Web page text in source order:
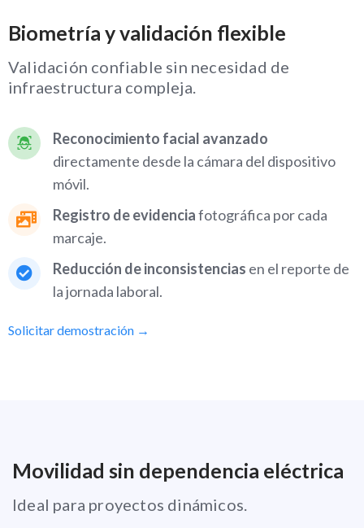
Biometría y validación flexible
Validación confiable sin necesidad de
infraestructura compleja.
Reconocimiento facial avanzado
directamente desde la cámara del dispositivo
móvil.
Registro de evidenciafotográfica por cada
marcaje.
Reducción de inconsistencias en el reporte de
la jornada laboral.
Solicitar demostración →
Movilidad sin dependencia eléctrica
Ideal para proyectos dinámicos.